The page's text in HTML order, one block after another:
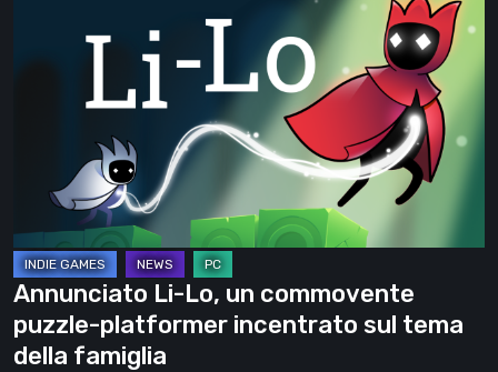
platformer
incentrato
sul
tema
della
famiglia
Annunciato Li-Lo, un commovente
puzzle-platformer incentrato sul tema
della famiglia